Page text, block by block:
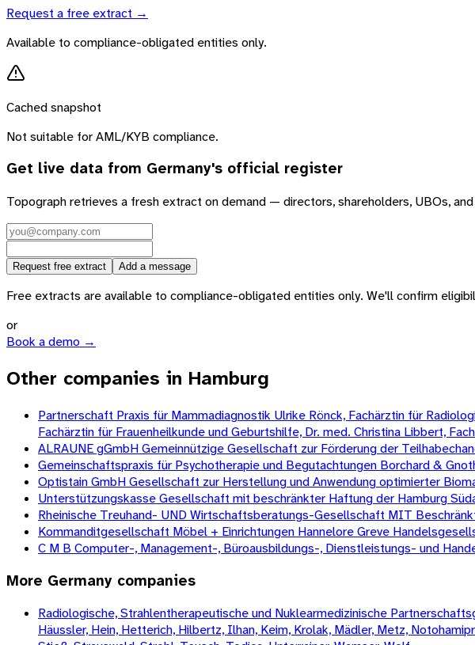
Request a free extract →
Available to compliance-obligated entities only.
Cached snapshot
Not suitable for AML/KYB compliance.
Get live data from Germany's official register
Topograph retrieves a fresh extract on demand — directors, shareholders, UBOs,
Request free extract Add a message
Free extracts are available to compliance-obligated entities only. We'll confirm
or
Book a demo →
Other companies in Hamburg
Partnerschaft Praxis für Mammadiagnostik Ulrike Rönck, Fachärztin für
Fachärztin für Frauenheilkunde und Geburtshilfe, Dr. med. Christina Libbert,
ALRAUNE gGmbH Gemeinnützige Gesellschaft zur Förderung der
Gemeinschaftspraxis für Psychotherapie und Begutachtungen Borchard &
Optistain GmbH Gesellschaft zur Herstellung und Anwendung optimierter
Unterstützungskasse Gesellschaft mit beschränkter Haftung der Hamburg
Rheinische Treuhand- UND Wirtschaftsberatungs-Gesellschaft MIT
Kommanditgesellschaft Möbel + Einrichtungen Hannelore Greve
C M B Computer-, Management-, Büroausbildungs-, Dienstleistungs- und
More Germany companies
Radiologische, Strahlentherapeutische und Nuklearmedizinische
Häussler, Hein, Hetterich, Hilbertz, Ilhan, Keim, Krolak, Mädler, Metz,